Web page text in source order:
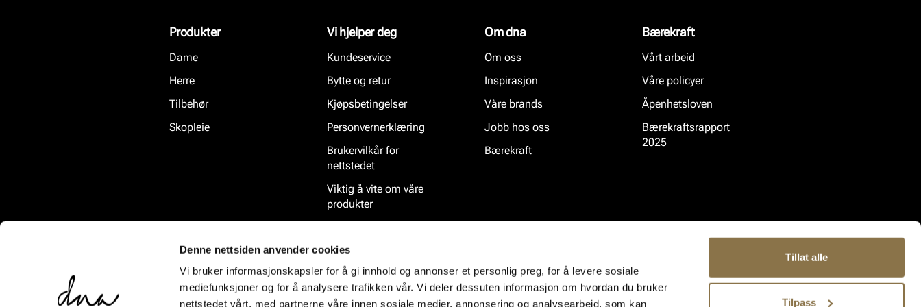
Denne nettsiden anvender cookies
Vi bruker informasjonskapsler for å gi innhold og annonser et personlig preg, for å levere sosiale
mediefunksjoner og for å analysere trafikken vår. Vi deler dessuten informasjon om hvordan du bruker
nettstedet vårt, med partnerne våre innen sosiale medier, annonsering og analysearbeid, som kan
Tillat alle
Tilpass
Produkter
Dame
Herre
Tilbehør
Skopleie
Vi hjelper deg
Kundeservice
Bytte og retur
Kjøpsbetingelser
Personvernerklæring
Brukervilkår for
nettstedet
Viktig å vite om våre
produkter
Om dna
Om oss
Inspirasjon
Våre brands
Jobb hos oss
Bærekraft
Bærekraft
Vårt arbeid
Våre policyer
Åpenhetsloven
Bærekraftsrapport
2025